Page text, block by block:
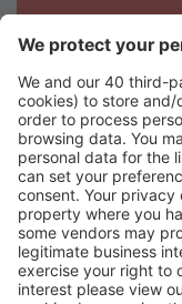
Es tut uns
Ergebnisse
Bitte starten Sie Ihre